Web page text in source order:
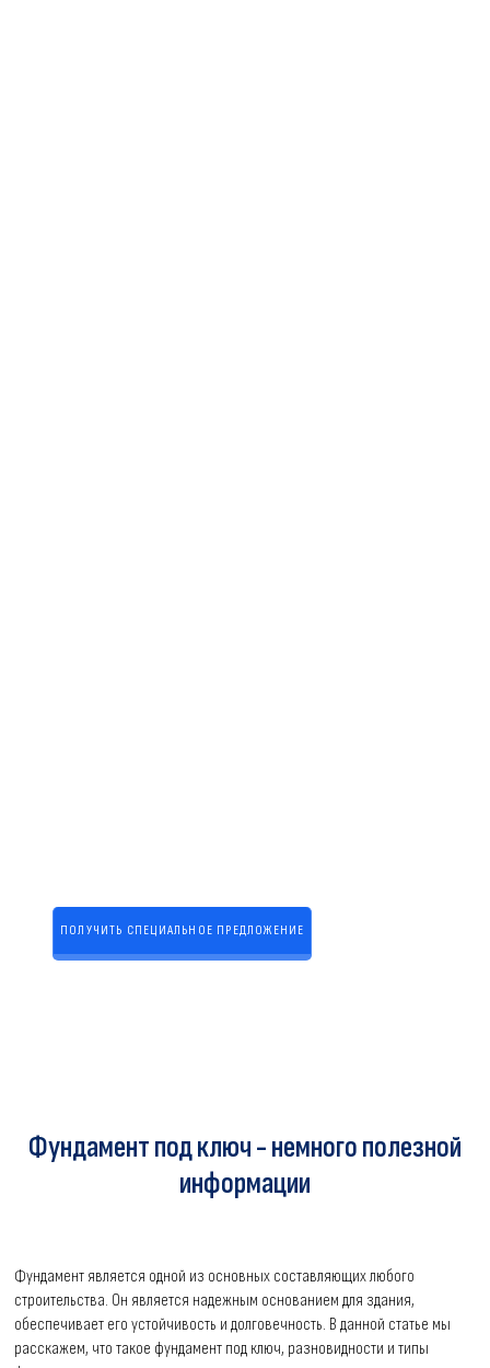
ПОЛУЧИТЬ СПЕЦИАЛЬНОЕ ПРЕДЛОЖЕНИЕ
Фундамент под ключ - немного полезной
информации
Фундамент является одной из основных составляющих любого
строительства. Он является надежным основанием для здания,
обеспечивает его устойчивость и долговечность. В данной статье мы
расскажем, что такое фундамент под ключ, разновидности и типы